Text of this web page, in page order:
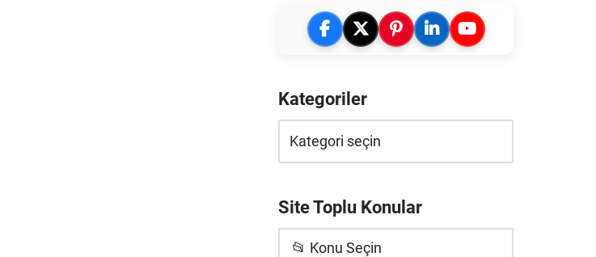
Kategoriler
Site Toplu Konular
📂 Konu Seçin